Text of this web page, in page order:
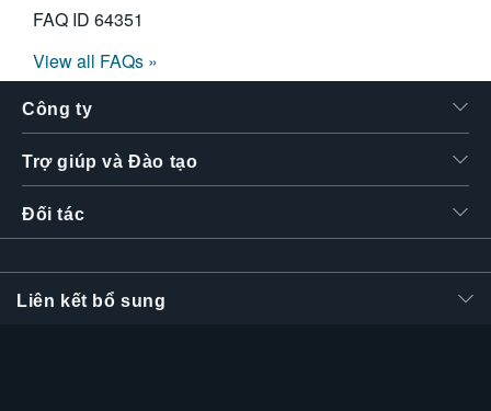
FAQ ID 64351
View all FAQs »
Công ty
Trợ giúp và Đào tạo
Đối tác
Liên kết bổ sung